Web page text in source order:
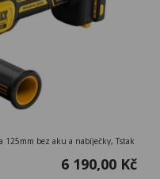
125mm bez aku a nabíječky, Tstak
6 190,00 Kč